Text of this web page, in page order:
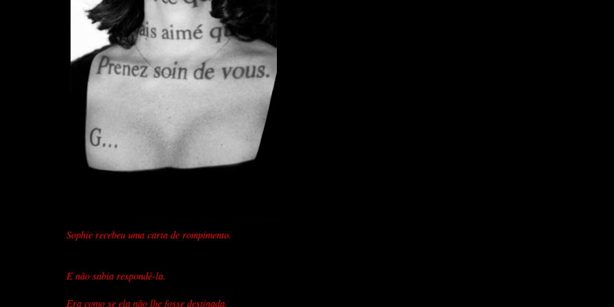
Sophie recebeu uma carta de rompimento.
E não sabia respondê-la.
Era como se ela não lhe fosse destinada.